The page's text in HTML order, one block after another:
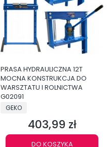
PRASA HYDRAULICZNA 12T
MOCNA KONSTRUKCJA DO
WARSZTATU I ROLNICTWA
G02091
PRODUCENT
GEKO
Cena
403,99 zł
DO KOSZYKA